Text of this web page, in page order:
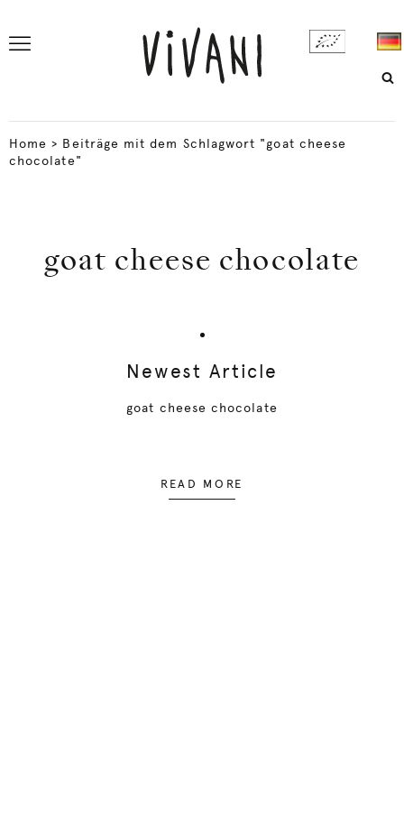
Home > Beiträge mit dem Schlagwort "goat cheese
chocolate"
goat cheese chocolate
Newest Article
goat cheese chocolate
READ MORE